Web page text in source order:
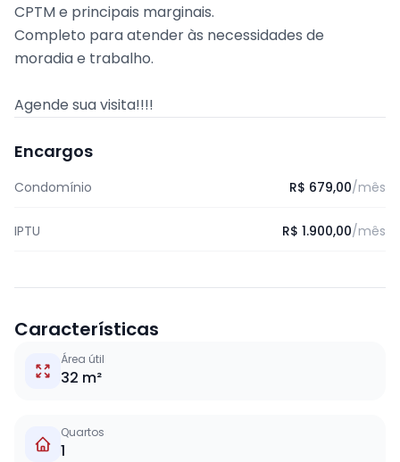
CPTM e principais marginais.
Completo para atender às necessidades de
moradia e trabalho.
Agende sua visita!!!!
Encargos
Condomínio R$ 679,00/mês
IPTU R$ 1.900,00/mês
Características
Área útil
32 m²
Quartos
1